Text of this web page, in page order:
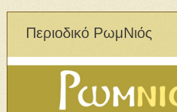
Περιοδικό ΡωμΝιός